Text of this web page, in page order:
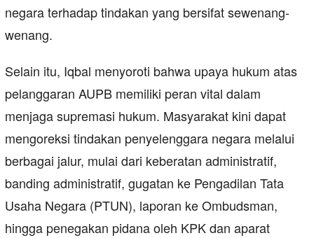
negara terhadap tindakan yang bersifat sewenang-
wenang.
Selain itu, Iqbal menyoroti bahwa upaya hukum atas
pelanggaran AUPB memiliki peran vital dalam
menjaga supremasi hukum. Masyarakat kini dapat
mengoreksi tindakan penyelenggara negara melalui
berbagai jalur, mulai dari keberatan administratif,
banding administratif, gugatan ke Pengadilan Tata
Usaha Negara (PTUN), laporan ke Ombudsman,
hingga penegakan pidana oleh KPK dan aparat